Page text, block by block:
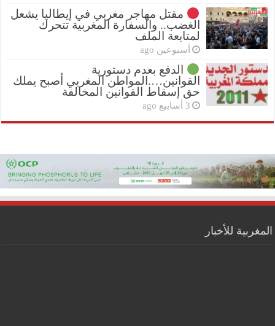
مقتل مهاجر مغربي في إيطاليا يشعل
الغضب.. والسفارة المغربية تتحرك
لمتابعة الملف
أسبوعين ago
الدفع بعدم دستورية
القوانين….المواطن المغربي أصبح يملك
حق إسقاط القوانين المخالفة
3 أسابيع ago
المغربية للأخبار